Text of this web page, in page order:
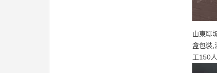
山東聊
盒包裝,
工150